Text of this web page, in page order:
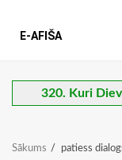
E-AFIŠA
320. Kuri
Sākums patiess